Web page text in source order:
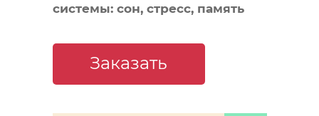
системы: сон, стресс, память
Заказать